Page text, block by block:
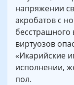
напряжении
акробатов с
бесстрашного
виртуозов
«Икарийские
исполнении,
пол.